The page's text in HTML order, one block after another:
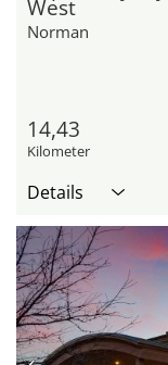
West
Norman
14,43
Kilometer
Details